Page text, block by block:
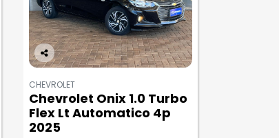
Co
pa
rtil
he
CHEVROLET
Chevrolet Onix 1.0 Turbo
Flex Lt Automatico 4p
2025